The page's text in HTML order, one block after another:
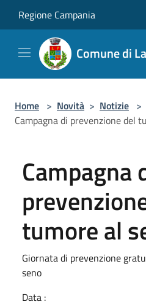
Regione Campania
Comune di
Home > Novità > Notizie >
Campagna di prevenzione del
Campagna
tumore al
Giornata di prevenzione
seno
Data :